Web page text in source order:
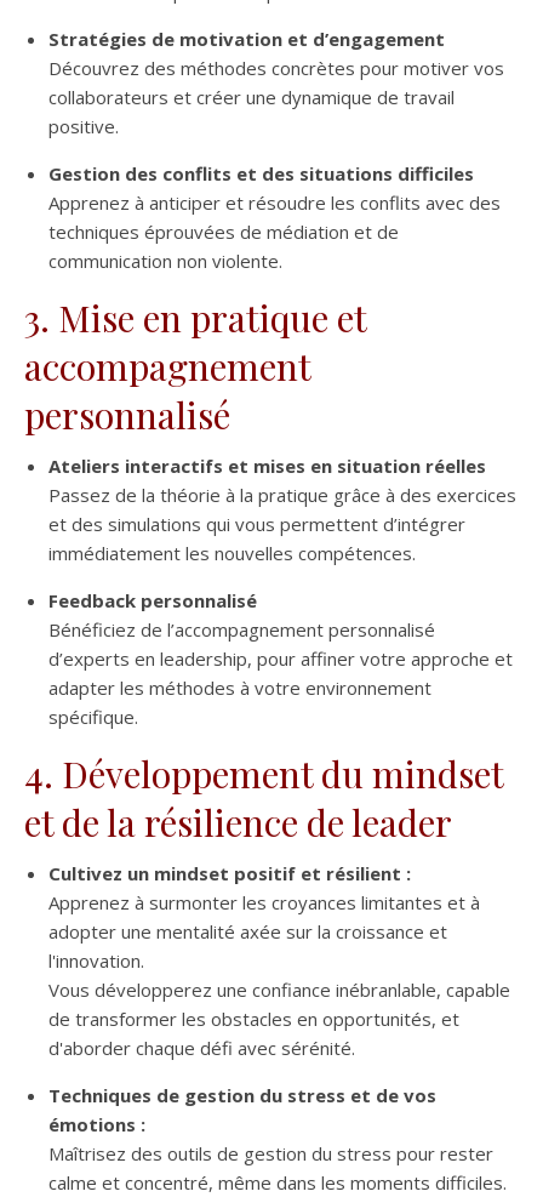
Stratégies de motivation et d’engagement
Découvrez des méthodes concrètes pour motiver vos
collaborateurs et créer une dynamique de travail
positive.
Gestion des conflits et des situations difficiles
Apprenez à anticiper et résoudre les conflits avec des
techniques éprouvées de médiation et de
communication non violente.
3. Mise en pratique et
accompagnement
personnalisé
Ateliers interactifs et mises en situation réelles
Passez de la théorie à la pratique grâce à des exercices
et des simulations qui vous permettent d’intégrer
immédiatement les nouvelles compétences.
Feedback personnalisé
Bénéficiez de l’accompagnement personnalisé
d’experts en leadership, pour affiner votre approche et
adapter les méthodes à votre environnement
spécifique.
4. Développement du mindset
et de la résilience de leader
Cultivez un mindset positif et résilient :
Apprenez à surmonter les croyances limitantes et à
adopter une mentalité axée sur la croissance et
l'innovation.
Vous développerez une confiance inébranlable, capable
de transformer les obstacles en opportunités, et
d'aborder chaque défi avec sérénité.
Techniques de gestion du stress et de vos
émotions :
Maîtrisez des outils de gestion du stress pour rester
calme et concentré, même dans les moments difficiles.